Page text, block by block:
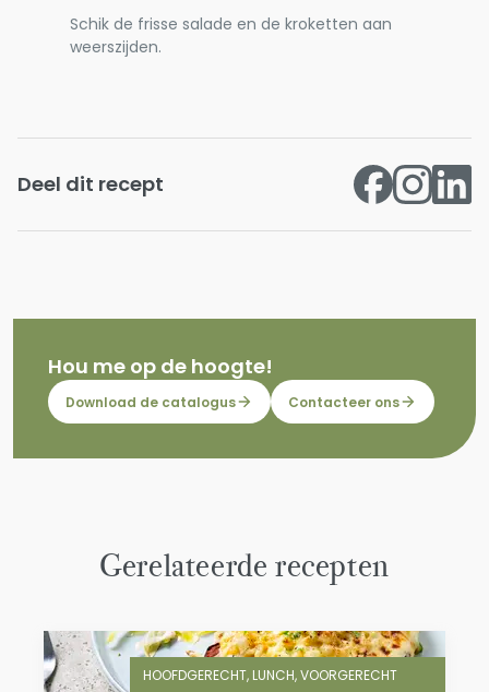
Schik de frisse salade en de kroketten aan
weerszijden.
Deel dit recept
Hou me op de hoogte!
Download de catalogus Contacteer ons
Gerelateerde recepten
HOOFDGERECHT, LUNCH, VOORGERECHT